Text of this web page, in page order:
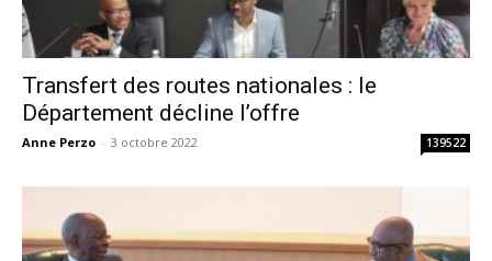
Transfert des routes nationales : le
Département décline l’offre
Anne Perzo - 3 octobre 2022 139522